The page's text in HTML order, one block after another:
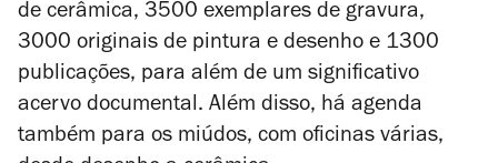
de cerâmica, 3500 exemplares de gravura,
3000 originais de pintura e desenho e 1300
publicações, para além de um significativo
acervo documental. Além disso, há agenda
também para os miúdos, com oficinas várias,